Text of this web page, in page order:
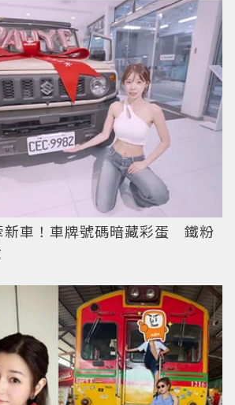
新車！車牌號碼暗藏彩蛋 鐵粉